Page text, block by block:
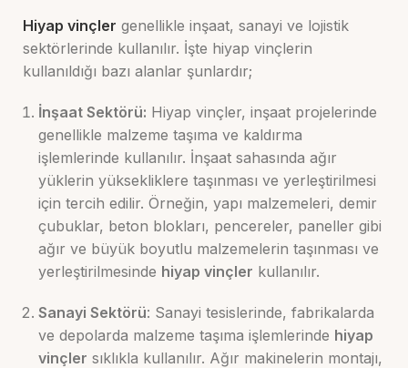
Hiyap vinçler genellikle inşaat, sanayi ve lojistik
sektörlerinde kullanılır. İşte hiyap vinçlerin
kullanıldığı bazı alanlar şunlardır;
İnşaat Sektörü: Hiyap vinçler, inşaat projelerinde
genellikle malzeme taşıma ve kaldırma
işlemlerinde kullanılır. İnşaat sahasında ağır
yüklerin yüksekliklere taşınması ve yerleştirilmesi
için tercih edilir. Örneğin, yapı malzemeleri, demir
çubuklar, beton blokları, pencereler, paneller gibi
ağır ve büyük boyutlu malzemelerin taşınması ve
yerleştirilmesinde hiyap vinçler kullanılır.
Sanayi Sektörü: Sanayi tesislerinde, fabrikalarda
ve depolarda malzeme taşıma işlemlerinde hiyap
vinçler sıklıkla kullanılır. Ağır makinelerin montajı,